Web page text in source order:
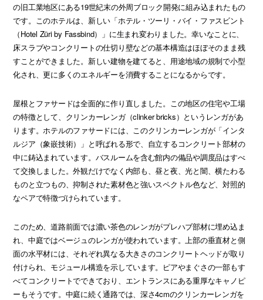
の旧工業地区にある19世紀末の外周ブロック開発に組み込まれたもの
です。このホテルは、新しい「ホテル・ツーリ・バイ・ファスビント
（Hotel Züri by Fassbind）」に生まれ変わりました。幸いなことに、
床スラブやコンクリートの仕切り壁などの基本構造はほぼそのまま残
すことができました。新しい建物を建てると、用途地域の規制で小型
化され、更に多くのエネルギーを消費することになるからです。
屋根とファサードは全面的に作り直しました。この地区の住宅や工場
の特徴として、クリンカーレンガ（clinker bricks）というレンガがあ
ります。ホテルのファサードには、このクリンカーレンガが「インタ
ルジア（象嵌技術）」と呼ばれる形で、自立するコンクリート部材の
中に鋳込まれています。バスルームを含む館内の備品や調度品はすべ
て交換しました。外観だけでなく内部も、昼と夜、光と闇、横たわる
ものと立つもの、抑制された素材色と強いスペクトル色など、対照的
なペアで特徴づけられています。
このため、道路前面では濃い茶色のレンガがプレハブ部材に埋め込ま
れ、中庭ではベージュのレンガが使われています。上部の垂直材と側
面の水平材には、それぞれ異なる大きさのコンクリートヘッドが取り
付けられ、モジュール構造を示しています。ピアやまぐさの一部もす
べてコンクリートでできており、エントランスにある重厚なキャノピ
ーもそうです。中庭に続く通路では、深さ4cmのクリンカーレンガを